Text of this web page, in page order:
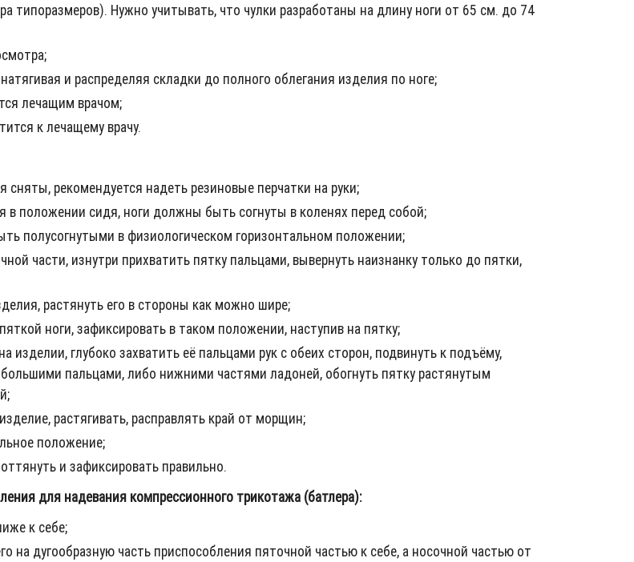
типоразмеров). Нужно учитывать, что чулки разработаны на длину ноги от 65 см. до 74
и распределяя складки до полного облегания изделия по ноге;
лечащим врачом;
к лечащему врачу.
рекомендуется надеть резиновые перчатки на руки;
в положении сидя, ноги должны быть согнуты в коленях перед собой;
полусогнутыми в физиологическом горизонтальном положении;
части, изнутри прихватить пятку пальцами, вывернуть наизнанку только до пятки,
растянуть его в стороны как можно шире;
ноги, зафиксировать в таком положении, наступив на пятку;
глубоко захватить её пальцами рук с обеих сторон, подвинуть к подъёму,
пальцами, либо нижними частями ладоней, обогнуть пятку растянутым
растягивать, расправлять край от морщин;
положение;
и зафиксировать правильно.
для надевания компрессионного трикотажа (батлера):
к себе;
на дугообразную часть приспособления пяточной частью к себе, а носочной частью от